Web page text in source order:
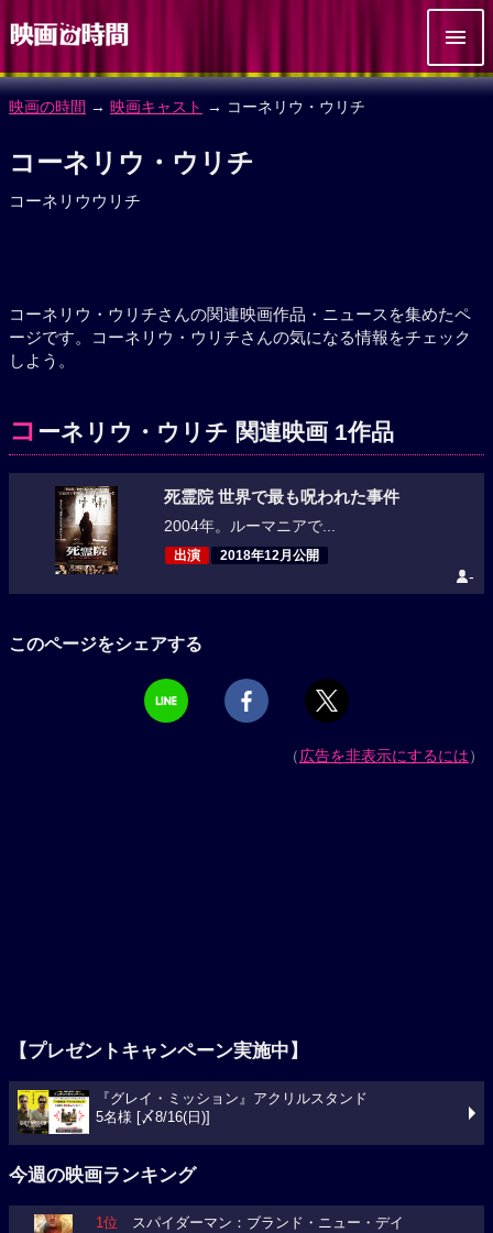
映画の時間 → 映画キャスト → コーネリウ・ウリチ
コーネリウ・ウリチ
コーネリウウリチ
コーネリウ・ウリチさんの関連映画作品・ニュースを集めたペ
ージです。コーネリウ・ウリチさんの気になる情報をチェック
しよう。
コ ーネリウ・ウリチ 関連映画 1作品
死霊院 世界で最も呪われた事件
2004年。ルーマニアで...
出演 2018年12月公開
-
このページをシェアする
（広告を非表示にするには）
【プレゼントキャンペーン実施中】
『グレイ・ミッション』アクリルスタンド
5名様 [〆8/16(日)]
今週の映画ランキング
1位 スパイダーマン：ブランド・ニュー・デイ